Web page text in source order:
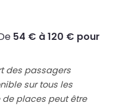
54 € à 120 € pour
des passagers
sur tous les
places peut être